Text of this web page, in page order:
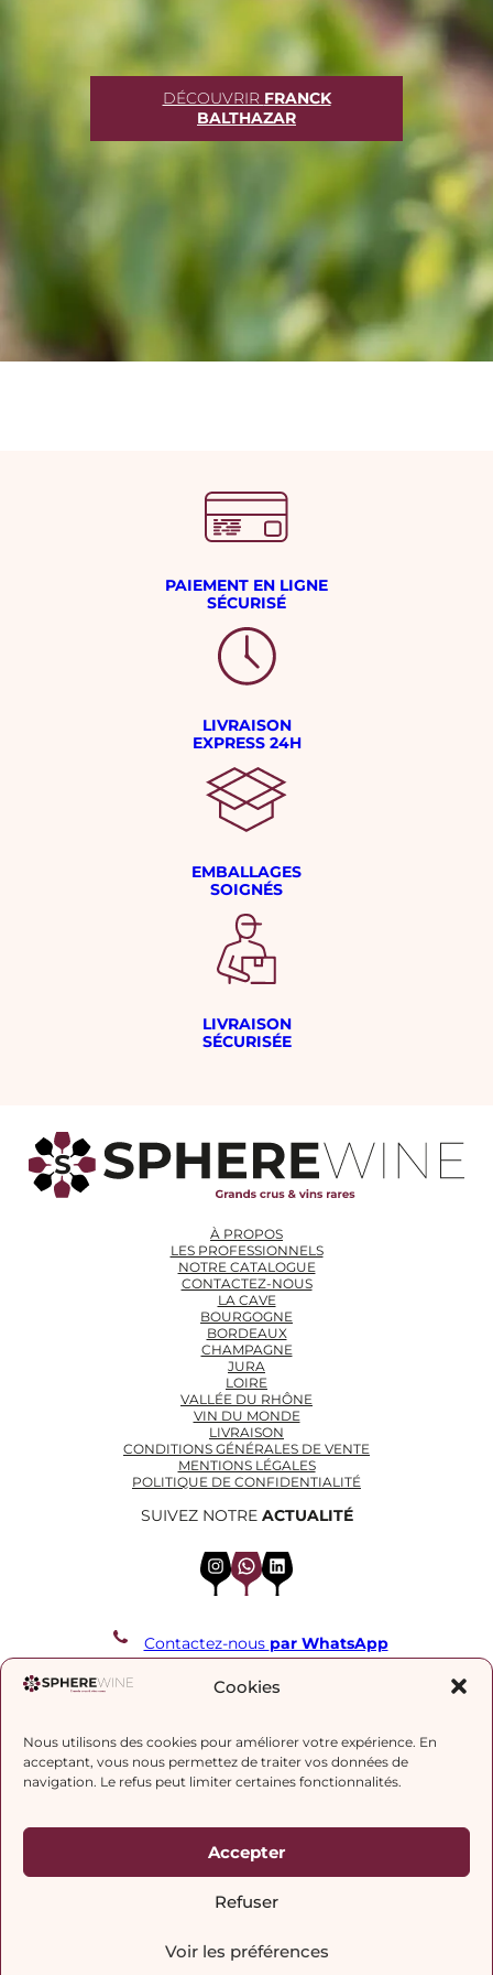
Cookies
Nous utilisons des cookies pour améliorer votre expérience. En
acceptant, vous nous permettez de traiter vos données de
navigation. Le refus peut limiter certaines fonctionnalités.
Accepter
Refuser
Voir les préférences
DÉCOUVRIR FRANCK
BALTHAZAR
PAIEMENT EN LIGNE
SÉCURISÉ
LIVRAISON
EXPRESS 24H
EMBALLAGES
SOIGNÉS
LIVRAISON
SÉCURISÉE
À PROPOS
LES PROFESSIONNELS
NOTRE CATALOGUE
CONTACTEZ-NOUS
LA CAVE
BOURGOGNE
BORDEAUX
CHAMPAGNE
JURA
LOIRE
VALLÉE DU RHÔNE
VIN DU MONDE
LIVRAISON
CONDITIONS GÉNÉRALES DE VENTE
MENTIONS LÉGALES
POLITIQUE DE CONFIDENTIALITÉ
SUIVEZ NOTRE ACTUALITÉ
InstagramWhatsApp LinkedIn
Contactez-nous par WhatsApp
REJOIGNEZ NOTRE LISTE DE DIFFUSION
politique de confidentialité.